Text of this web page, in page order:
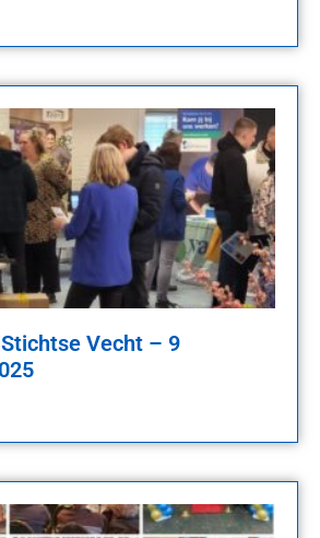
Vecht – 9